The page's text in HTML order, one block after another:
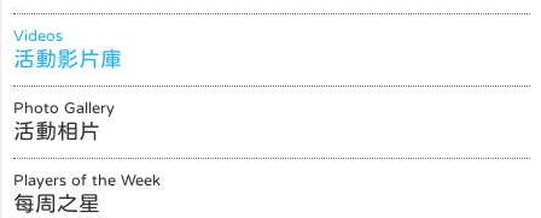
Videos
活動影片庫
Photo Gallery
活動相片
Players of the Week
每周之星